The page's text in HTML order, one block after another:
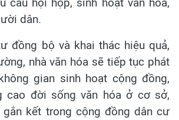
dân.
đồng bộ và khai thác hiệu quả,
nhà văn hóa sẽ tiếp tục phát
gian sinh hoạt cộng đồng,
cao đời sống văn hóa ở cơ sở,
kết trong cộng đồng dân cư